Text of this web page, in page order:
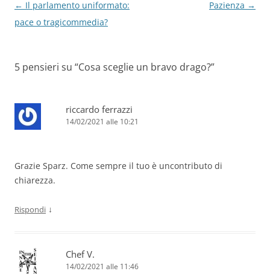
Navigazione
articolo
← Il parlamento uniformato:
pace o tragicommedia?
Pazienza →
5 pensieri su “Cosa sceglie un bravo drago?”
riccardo ferrazzi
14/02/2021 alle 10:21
Grazie Sparz. Come sempre il tuo è uncontributo di
chiarezza.
Rispondi ↓
Chef V.
14/02/2021 alle 11:46